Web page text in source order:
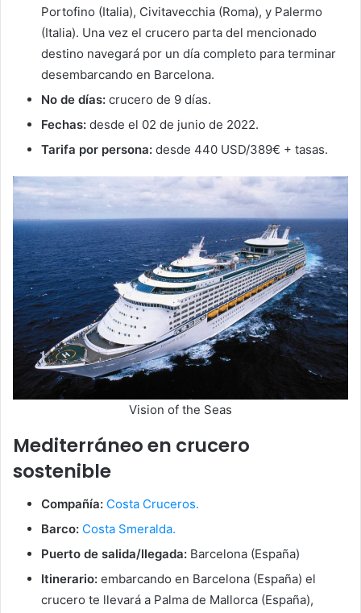
Portofino (Italia), Civitavecchia (Roma), y Palermo
(Italia). Una vez el crucero parta del mencionado
destino navegará por un día completo para terminar
desembarcando en Barcelona.
No de días: crucero de 9 días.
Fechas: desde el 02 de junio de 2022.
Tarifa por persona: desde 440 USD/389€ + tasas.
Vision of the Seas
Mediterráneo en crucero
sostenible
Compañía: Costa Cruceros.
Barco: Costa Smeralda.
Puerto de salida/llegada: Barcelona (España)
Itinerario: embarcando en Barcelona (España) el
crucero te llevará a Palma de Mallorca (España),